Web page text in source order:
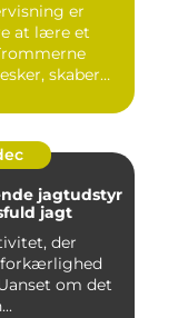
er
at lære et
skaber
jagtudstyr
jagt
der
om det